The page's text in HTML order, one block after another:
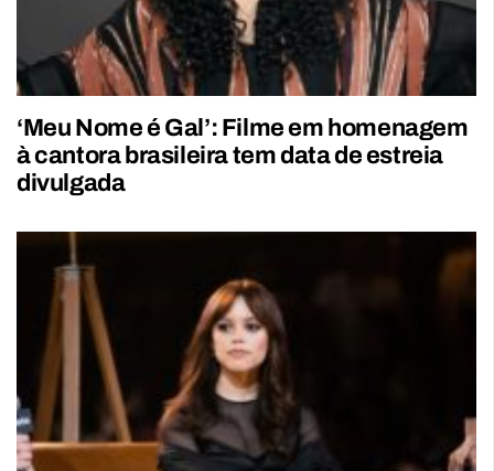
‘Meu Nome é Gal’: Filme em homenagem
à cantora brasileira tem data de estreia
divulgada